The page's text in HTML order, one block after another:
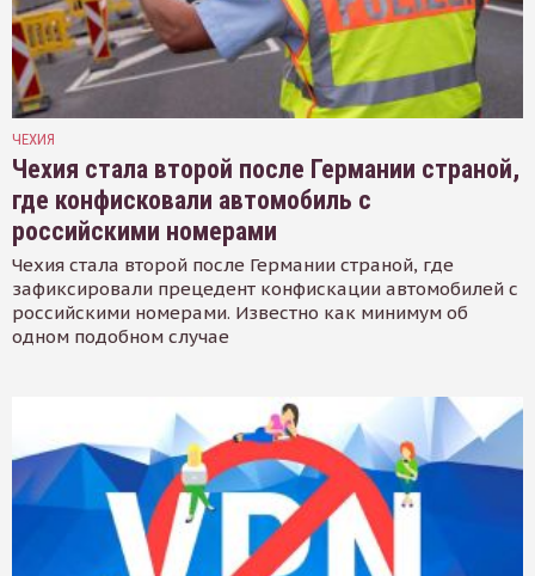
ЧЕХИЯ
Чехия стала второй после Германии страной,
где конфисковали автомобиль с
российскими номерами
Чехия стала второй после Германии страной, где
зафиксировали прецедент конфискации автомобилей с
российскими номерами. Известно как минимум об
одном подобном случае